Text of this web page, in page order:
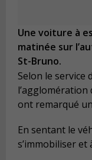
Une voiture à
matinée sur
St-Bruno.
Selon le service
l’agglomération
ont remarqué
En sentant le
s’immobiliser